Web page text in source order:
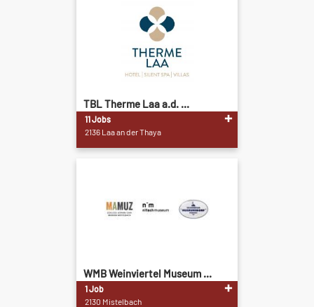
TBL Therme Laa a.d. ...
11 Jobs
2136 Laa an der Thaya
WMB Weinviertel Museum ...
1 Job
2130 Mistelbach